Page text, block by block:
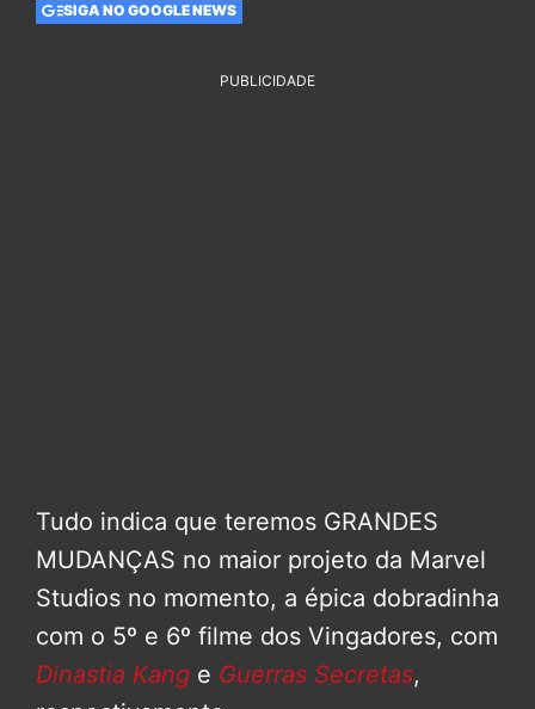
SIGA NO GOOGLE NEWS
PUBLICIDADE
Tudo indica que teremos GRANDES
MUDANÇAS no maior projeto da Marvel
Studios no momento, a épica dobradinha
com o 5º e 6º filme dos Vingadores, com
Dinastia Kang e Guerras Secretas,